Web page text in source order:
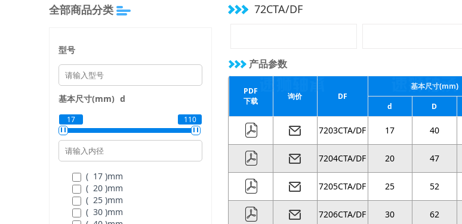
全部商品分类
型号
基本尺寸(mm) d
17 110
( 17 )mm
( 20 )mm
( 25 )mm
( 30 )mm
72CTA/DF
产品参数
PDF
下载
询价 DF
基本尺寸(mm)
d
D
7203CTA/DF 17 40
7204CTA/DF 20 47
7205CTA/DF 25 52
7206CTA/DF 30 62